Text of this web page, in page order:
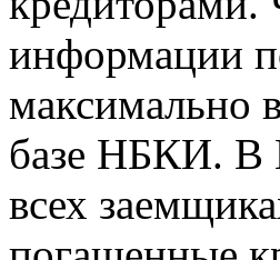
информации
максимально
базе НБКИ. В
всех